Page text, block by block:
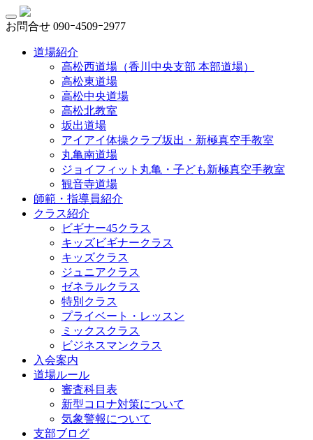
お問合せ 090ｰ4509ｰ2977
道場紹介
高松西道場（香川中央支部 本部道場）
高松東道場
高松中央道場
高松北教室
坂出道場
アイアイ体操クラブ坂出・新極真空手教室
丸亀南道場
ジョイフィット丸亀・子ども新極真空手教室
観音寺道場
師範・指導員紹介
クラス紹介
ビギナー45クラス
キッズビギナークラス
キッズクラス
ジュニアクラス
ゼネラルクラス
特別クラス
プライベート・レッスン
ミックスクラス
ビジネスマンクラス
入会案内
道場ルール
審査科目表
新型コロナ対策について
気象警報について
支部ブログ